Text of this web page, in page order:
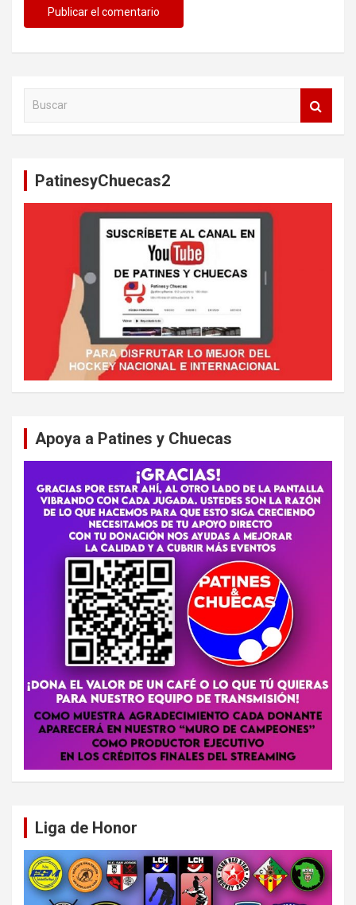
PatinesyChuecas2
Apoya a Patines y Chuecas
Liga de Honor